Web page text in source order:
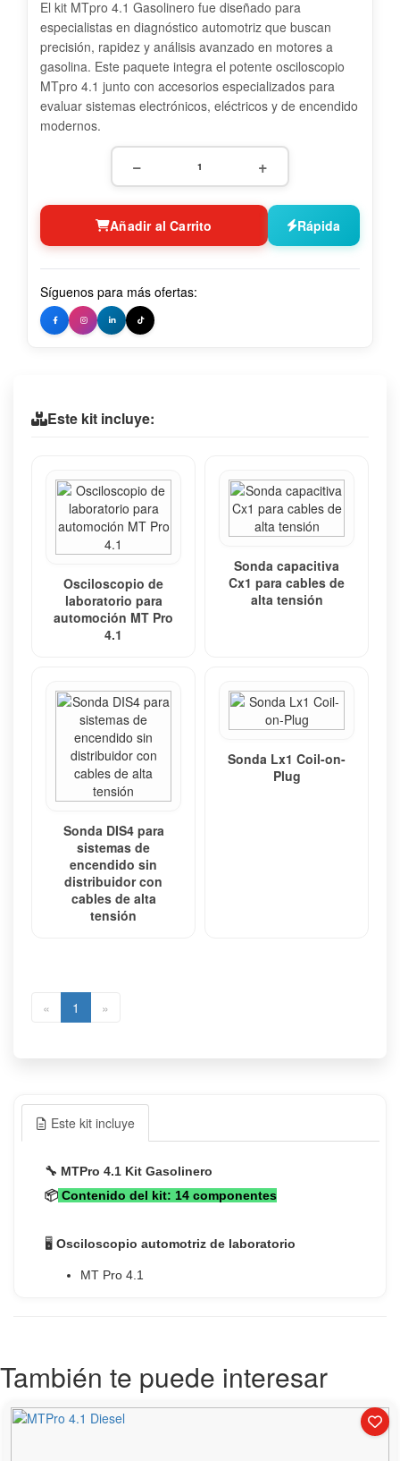
El kit MTpro 4.1 Gasolinero fue diseñado para
especialistas en diagnóstico automotriz que buscan
precisión, rapidez y análisis avanzado en motores a
gasolina. Este paquete integra el potente osciloscopio
MTpro 4.1 junto con accesorios especializados para
evaluar sistemas electrónicos, eléctricos y de encendido
modernos.
− +
Añadir al Carrito Rápida
Síguenos para más ofertas:
Este kit incluye:
Osciloscopio de
laboratorio para
automoción MT Pro
4.1
Sonda capacitiva
Cx1 para cables de
alta tensión
Sonda DIS4 para
sistemas de
encendido sin
distribuidor con
cables de alta
tensión
Sonda Lx1 Coil-on-
Plug
« 1 »
Este kit incluye
También te puede interesar